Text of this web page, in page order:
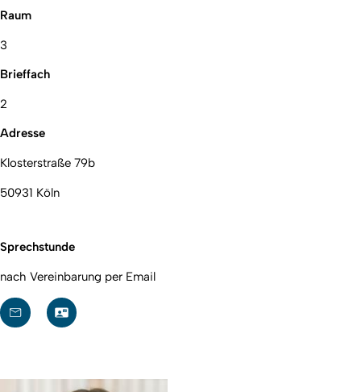
Raum
3
Brieffach
2
Adresse
Klosterstraße 79b
50931 Köln
Sprechstunde
nach Vereinbarung per Email